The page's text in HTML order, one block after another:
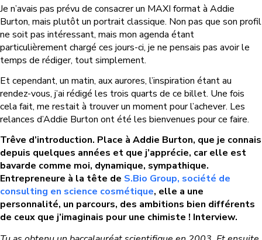
Je n’avais pas prévu de consacrer un MAXI format à Addie
Burton, mais plutôt un portrait classique. Non pas que son profil
ne soit pas intéressant, mais mon agenda étant
particulièrement chargé ces jours-ci, je ne pensais pas avoir le
temps de rédiger, tout simplement.
Et cependant, un matin, aux aurores, l’inspiration étant au
rendez-vous, j’ai rédigé les trois quarts de ce billet. Une fois
cela fait, me restait à trouver un moment pour l’achever. Les
relances d’Addie Burton ont été les bienvenues pour ce faire.
Trêve d’introduction. Place à Addie Burton, que je connais
depuis quelques années et que j’apprécie, car elle est
bavarde comme moi, dynamique, sympathique.
Entrepreneure à la tête de S.Bio Group, société de
consulting en science cosmétique, elle a une
personnalité, un parcours, des ambitions bien différents
de ceux que j’imaginais pour une chimiste ! Interview.